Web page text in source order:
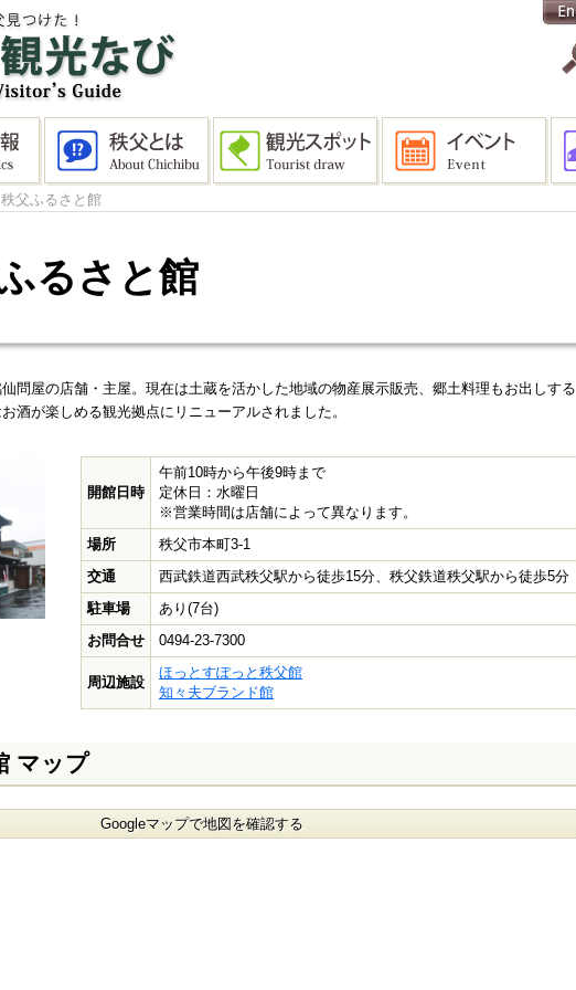
父ふるさと館
るさと館
問屋の店舗・主屋。 現在は土蔵を活かした地域の物産展示販売、 郷土料理もお出しする
酒が楽しめる観光拠点にリニューアルされました。
開館日時
午前10時から午後9時まで
定休日：水曜日
※営業時間は店舗によって異なります。
場所
秩父市本町3-1
交通
西武鉄道西武秩父駅から徒歩15分、秩父鉄道秩父駅から徒歩5分
駐車場
あり(7台)
お問合せ
0494-23-7300
周辺施設
ほっとすぽっと秩父館
知々夫ブランド館
マップ
Googleマップで地図を確認する